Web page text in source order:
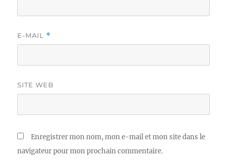
E-MAIL *
SITE WEB
Enregistrer mon nom, mon e-mail et mon site dans le
navigateur pour mon prochain commentaire.